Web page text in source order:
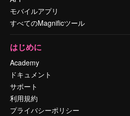
モバイルアプリ
すべてのMagnificツール
はじめに
Academy
ドキュメント
サポート
利用規約
プライバシーポリシー